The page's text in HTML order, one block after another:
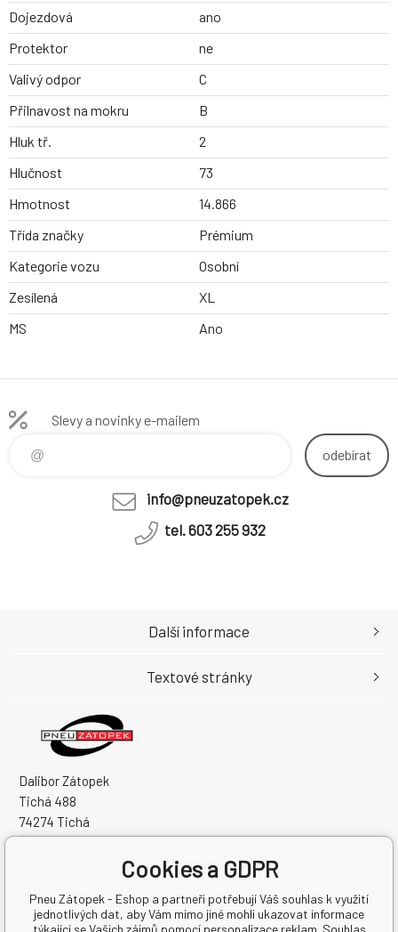
Dojezdová
ano
Protektor
ne
Valivý odpor
C
Přilnavost na mokru
B
Hluk tř.
2
Hlučnost
73
Hmotnost
14.866
Třída značky
Prémium
Kategorie vozu
Osobní
Zesílená
XL
MS
Ano
Slevy a novinky e-mailem
odebírat
info@pneuzatopek.cz
tel. 603 255 932
Dalibor Zátopek
Tichá 488
74274 Tichá
Česká Republika
DIČ: CZ7504094994
Další informace
Textové stránky
Cookies a GDPR
Pneu Zátopek - Eshop a partneři potřebují Váš souhlas k využití
jednotlivých dat, aby Vám mimo jiné mohli ukazovat informace
týkající se Vašich zájmů pomocí personalizace reklam. Souhlas